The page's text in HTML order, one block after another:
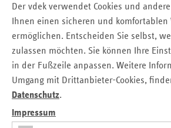
Der vdek verwendet Cookies und
Ihnen einen sicheren und
ermöglichen. Entscheiden Sie selbst,
zulassen möchten. Sie können Ihre
in der Fußzeile anpassen. Weitere
Umgang mit Drittanbieter-Cookies,
Datenschutz.
Impressum